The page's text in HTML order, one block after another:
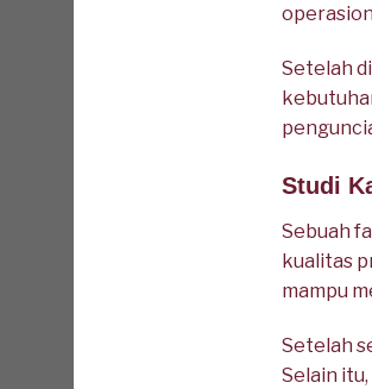
Setelah
Studi
Sebuah
kualitas
mampu
Setelah
Selain